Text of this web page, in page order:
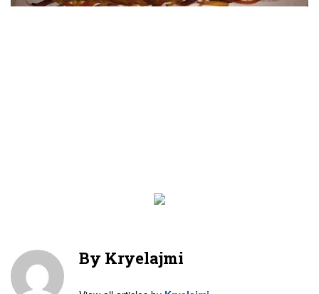
By Kryelajmi